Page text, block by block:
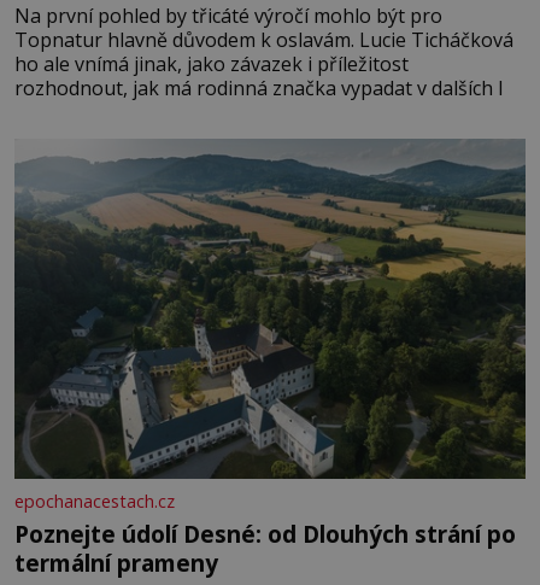
Na první pohled by třicáté výročí mohlo být pro
Topnatur hlavně důvodem k oslavám. Lucie Ticháčková
ho ale vnímá jinak, jako závazek i příležitost
rozhodnout, jak má rodinná značka vypadat v dalších l
epochanacestach.cz
Poznejte údolí Desné: od Dlouhých strání po
termální prameny